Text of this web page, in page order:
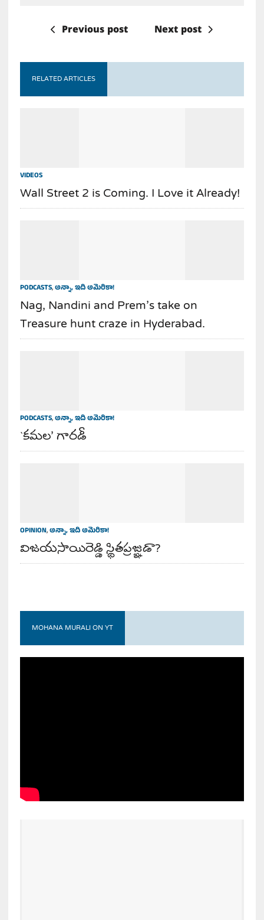
Previous post Next post
RELATED ARTICLES
VIDEOS
Wall Street 2 is Coming. I Love it Already!
PODCASTS,అన్నా, ఇది అమెరికా!
Nag, Nandini and Prem’s take on
Treasure hunt craze in Hyderabad.
PODCASTS,అన్నా, ఇది అమెరికా!
`కమల’ గారడీ
OPINION,అన్నా, ఇది అమెరికా!
విజయసాయిరెడ్డి స్థితప్రజ్ఞుడా?
MOHANA MURALI ON YT